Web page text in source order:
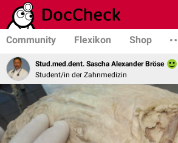
Community Flexikon Shop
Stud.med.dent. Sascha Alexander Bröse
Student/in der Zahnmedizin